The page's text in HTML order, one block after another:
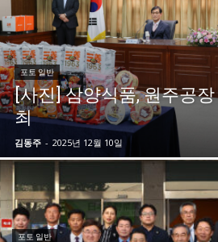
시 문학 (문학산책)
보도 사진
지역 & 글로벌 뉴스
서울전역 인천지역 경기지역
충청지역
세종지역 경상지역
제주지역
부산/울산 대전지역
ENG 中文 日文
시 문학 (문학산책)
보도 사진
지역 & 글로벌 뉴스
서울전역 인천지역 경기지역
충청지역 세종지역 경상지역
제주지역
부산/울산 대전지역
ENG 中文 日文
포토 일반
[사진] 삼양식품, 원주공
최
김동주 - 2025년 12월 10일
포토 일반